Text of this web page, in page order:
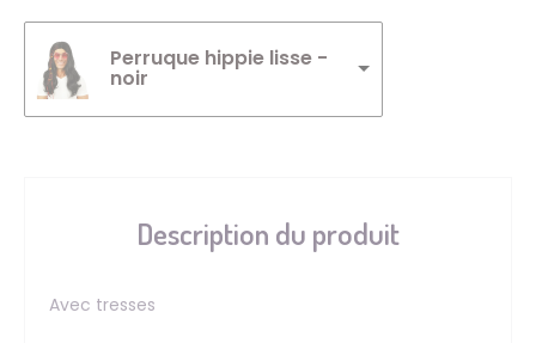
Perruque hippie lisse -
noir
Description du produit
Avec tresses